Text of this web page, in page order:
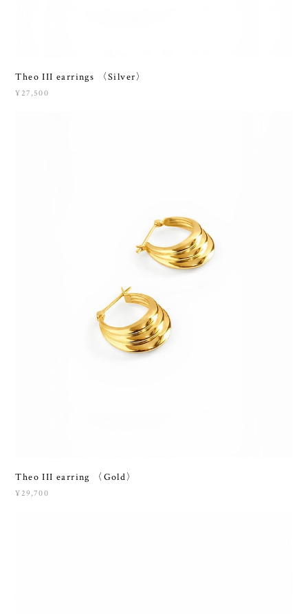
Theo III earrings 〈Silver〉
¥27,500
Theo III earring 〈Gold〉
¥29,700